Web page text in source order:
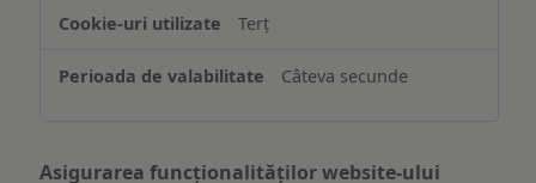
pe
dispozitiv
Terț
Câteva secunde
Asigurarea funcționalităților website-ului